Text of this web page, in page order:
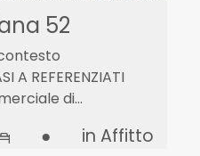
52
A REFERENZIATI
di...
● in Affitto